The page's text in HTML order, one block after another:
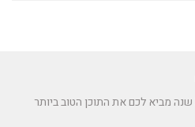
רידר הוא מאגר מאמרים שכבר 20 שנה מביא לכם את התוכן הטוב ביותר